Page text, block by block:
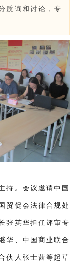
质询和讨论，专
持。会议邀请中国
贸促会法律合规处
张英华担任评审专
华、中国商业联合
伙人张士茜等起草